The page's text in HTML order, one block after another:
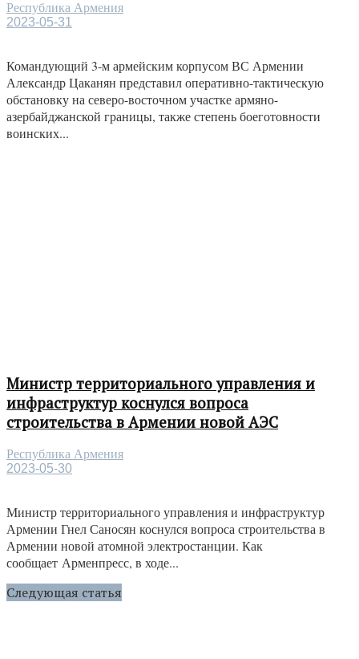
Республика Армения
2023-05-31
Командующий 3-м армейским корпусом ВС Армении
Александр Цаканян представил оперативно-тактическую
обстановку на северо-восточном участке армяно-
азербайджанской границы, также степень боеготовности
воинских...
Министр территориального управления и
инфраструктур коснулся вопроса
строительства в Армении новой АЭС
Республика Армения
2023-05-30
Министр территориального управления и инфраструктур
Армении Гнел Саносян коснулся вопроса строительства в
Армении новой атомной электростанции. Как
сообщает Арменпресс, в ходе...
Следующая статья